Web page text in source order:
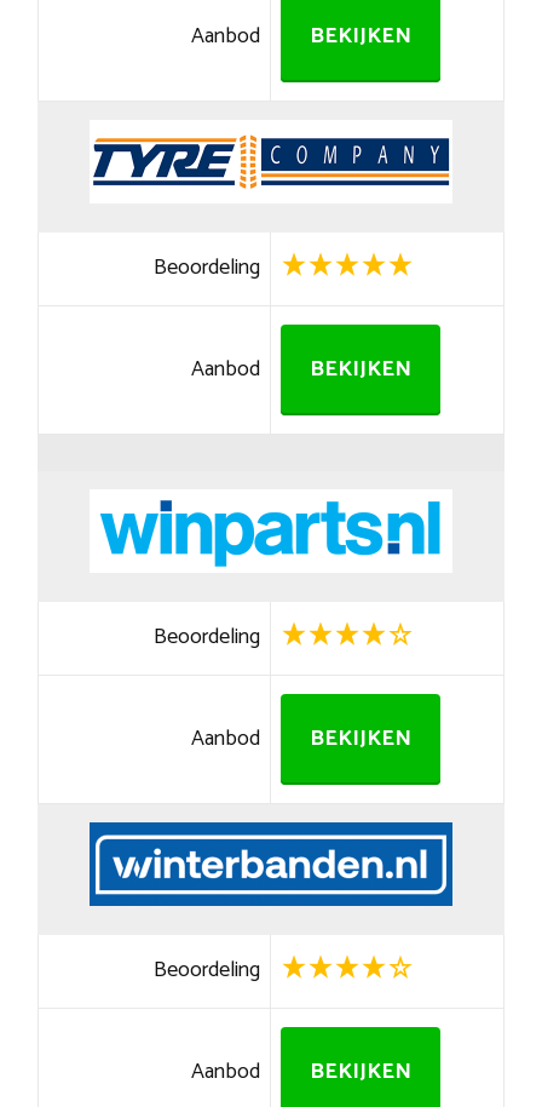
Aanbod BEKIJKEN
Beoordeling
Aanbod BEKIJKEN
Beoordeling
Aanbod BEKIJKEN
Beoordeling
Aanbod BEKIJKEN